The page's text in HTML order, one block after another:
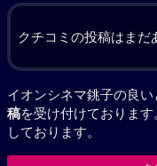
クチコミの投稿はまだ
イオンシネマ銚子の良
稿を受け付けておりま
しております。